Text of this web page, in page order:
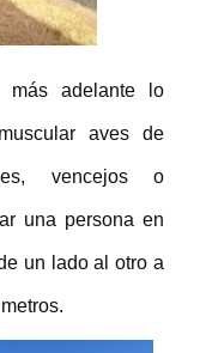
más adelante lo
aves de
vencejos o
una persona en
un lado al otro a